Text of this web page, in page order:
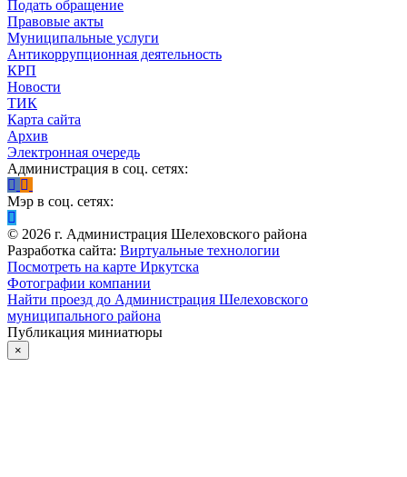
Подать обращение
Правовые акты
Муниципальные услуги
Антикоррупционная деятельность
КРП
Новости
ТИК
Карта сайта
Архив
Электронная очередь
Администрация в соц. сетях:
Мэр в соц. сетях:
© 2026 г. Администрация Шелеховского района
Разработка сайта: Виртуальные технологии
Посмотреть на карте Иркутска
Фотографии компании
Найти проезд до Администрация Шелеховского
муниципального района
Публикация миниатюры
×